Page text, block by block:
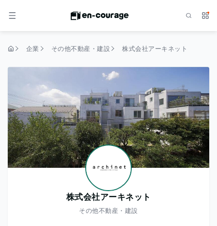
メニュー サ
企業 その他不動産・建設 株式会社アーキネット
株式会社アーキネット
その他不動産・建設